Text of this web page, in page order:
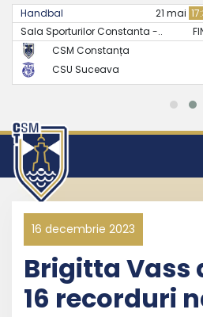
Handbal 21 mai
Sala Sporturilor Constanta -..
CSM Constanța
CSU Suceava
16 decembrie 2023
Brigitta Vass
16 recorduri